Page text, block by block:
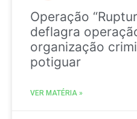
Operação
deflagra
organização
potiguar
VER MATÉRIA »